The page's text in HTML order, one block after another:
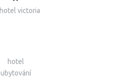
hotel
ubytování